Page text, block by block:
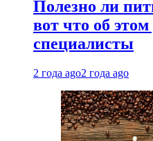
Полезно ли
вот что об
специалисты
2 года ago2 года ago